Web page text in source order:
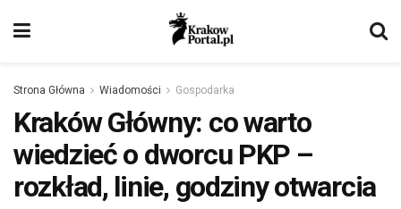
Strona Główna Wiadomości Gospodarka
Kraków Główny: co warto
wiedzieć o dworcu PKP –
rozkład, linie, godziny otwarcia